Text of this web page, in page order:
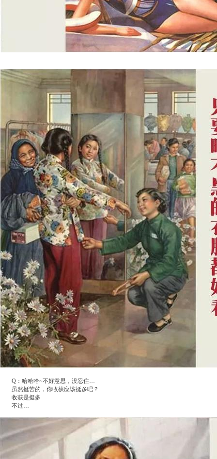
Q：哈哈哈~不好意思，没忍住…
虽然挺苦的，你收获应该挺多吧？
收获是挺多
不过…